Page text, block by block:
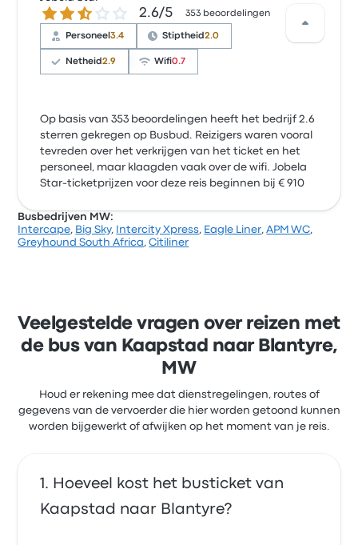
2.6 van de 5 sterren
2.6/5 353 beoordelingen
Personeel3.4 Stiptheid2.0
Netheid2.9 Wifi0.7
Op basis van 353 beoordelingen heeft het bedrijf 2.6
sterren gekregen op Busbud. Reizigers waren vooral
tevreden over het verkrijgen van het ticket en het
personeel, maar klaagden vaak over de wifi. Jobela
Star-ticketprijzen voor deze reis beginnen bij € 910
Busbedrijven MW:
Intercape, Big Sky, Intercity Xpress, Eagle Liner,APM WC,
Greyhound South Africa,Citiliner
Veelgestelde vragen over reizen met
de bus van Kaapstad naar Blantyre,
MW
Houd er rekening mee dat dienstregelingen, routes of
gegevens van de vervoerder die hier worden getoond kunnen
worden bijgewerkt of afwijken op het moment van je reis.
Hoeveel kost het busticket van
Kaapstad naar Blantyre?